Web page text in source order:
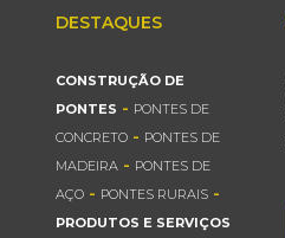
DESTAQUES
CONSTRUÇÃO DE
PONTES - PONTES DE
CONCRETO - PONTES DE
MADEIRA - PONTES DE
AÇO - PONTES RURAIS -
PRODUTOS E SERVIÇOS